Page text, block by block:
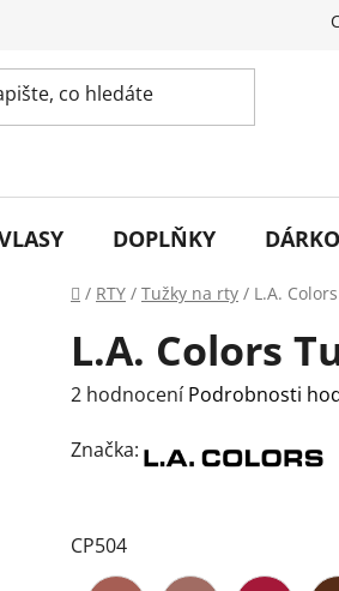
DOPLŇKY
Domů
/ RTY / Tužky na rty / L.A.
L.A. Colors
Průměrné
produktu
z
2 hodnocení Podrobnosti
Značka:
CP504